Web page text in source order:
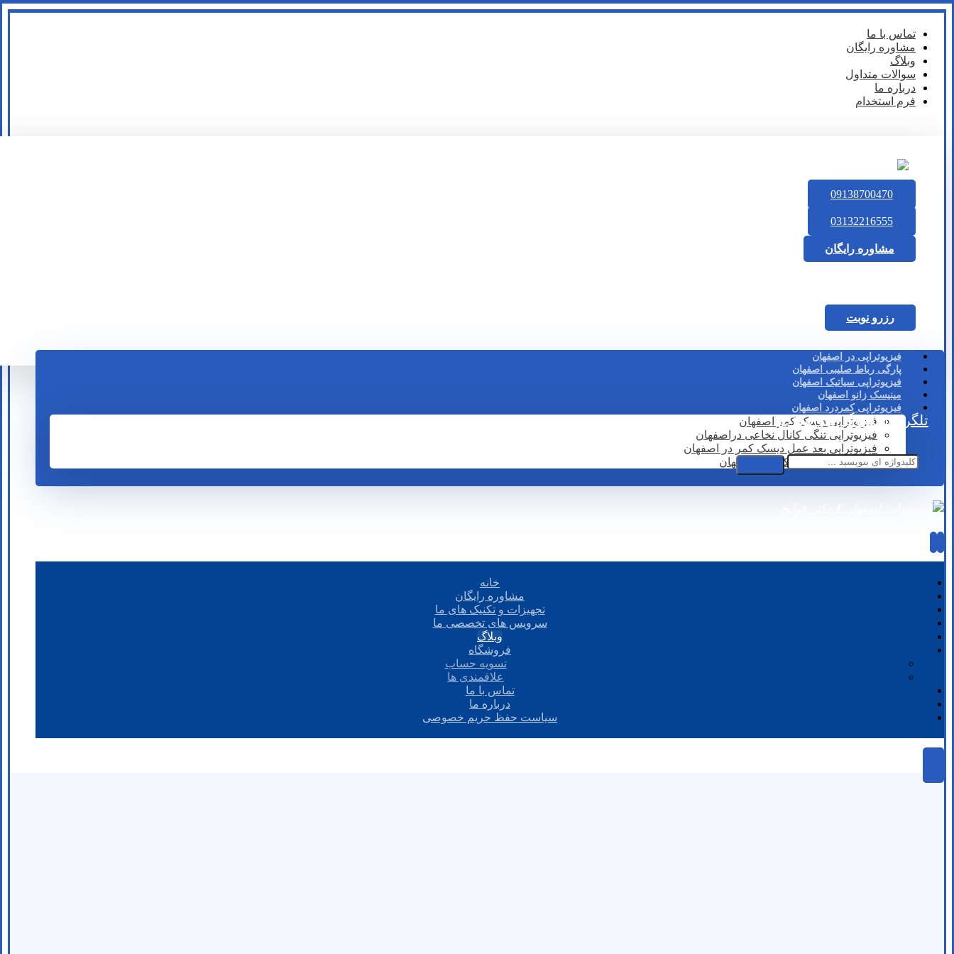
تماس با ما
مشاوره رایگان
وبلاگ
سوالات متداول
درباره ما
فرم استخدام
09138700470
03132216555
مشاوره رایگان
رزرو نوبت
فیزیوتراپی در اصفهان
پارگی رباط صلیبی اصفهان
فیزیوتراپی سیاتیک اصفهان
مینیسک زانو اصفهان
فیزیوتراپی کمردرد اصفهان
فیزیوتراپی دیسک کمر اصفهان
فیزیوتراپی تنگی کانال نخاعی دراصفهان
فیزیوتراپی بعد عمل دیسک کمر در اصفهان
لیزر درمانی دیسک کمر در اصفهان
تلگرام اینستاگرام واتساپ
خانه
مشاوره رایگان
تجهیزات و تکنیک های ما
سرویس های تخصصی ما
وبلاگ
فروشگاه
تسویه حساب
علاقمندی ها
تماس با ما
درباره ما
سیاست حفظ حریم خصوصی